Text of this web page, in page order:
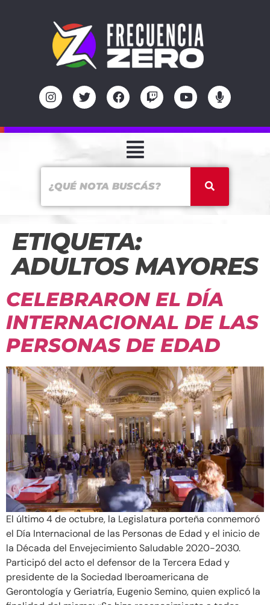
ETIQUETA:
ADULTOS MAYORES
CELEBRARON EL DÍA
INTERNACIONAL DE LAS
PERSONAS DE EDAD
El último 4 de octubre, la Legislatura porteña conmemoró
el Día Internacional de las Personas de Edad y el inicio de
la Década del Envejecimiento Saludable 2020-2030.
Participó del acto el defensor de la Tercera Edad y
presidente de la Sociedad Iberoamericana de
Gerontología y Geriatría, Eugenio Semino, quien explicó la